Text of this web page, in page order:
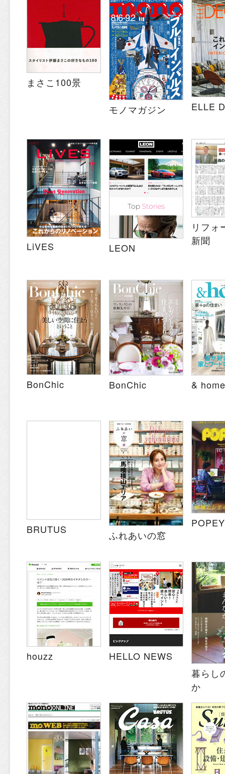
まさこ100景
モノマガジン ELLE
LiVES LEON
リフォ
新聞
BonChic BonChic & home
BRUTUS ふれあいの窓
houzz
HELLO NEWS
暮らし
か